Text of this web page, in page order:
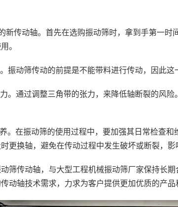
新传动轴。首先在选购振动筛时，拿到手第一
。
振动筛传动的前提是不能带料进行传动，因此这
。通过调整三角带的张力，来降低轴断裂的风
。在振动筛的使用过程中，要加强其日常检查
更换轴，避免在传动过程中发生破坏或断裂，
筛传动轴，与大型工程机械振动筛厂家保持长
动轴技术需求，力求为客户提供更加优质的产